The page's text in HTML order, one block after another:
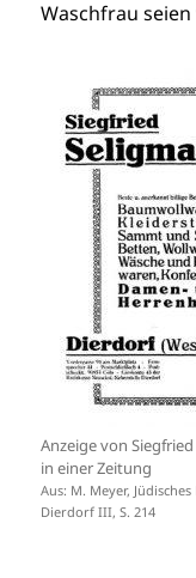
Waschfrau
Anzeige von
in einer Zeitung
Aus: M. Meyer,
Dierdorf III, S. 214